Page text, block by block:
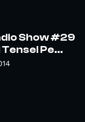
Show #29
Pe...